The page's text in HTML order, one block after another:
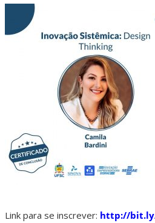
Link para se inscrever: http://